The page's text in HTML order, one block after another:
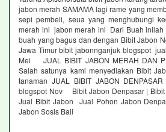
jabon merah SAMAMA lagi rame yang
sepi pembeli, seua yang menghubungi
merah ini jabon merah ini Dari Buah
buah yang bagus dan dengan Bibit Jabon
Jawa Timur bibit jabonnganjuk blogspot
Mei JUAL BIBIT JABON MERAH DAN
Salah satunya kami menyediakan Bibit
tanaman JUAL BIBIT JABON
blogspot Nov Bibit Jabon Denpasar |
Jual Bibit Jabon Jual Pohon Jabon
Jabon Sosis Bali